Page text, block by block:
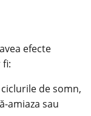
efecte
fi:
de somn,
amiaza sau